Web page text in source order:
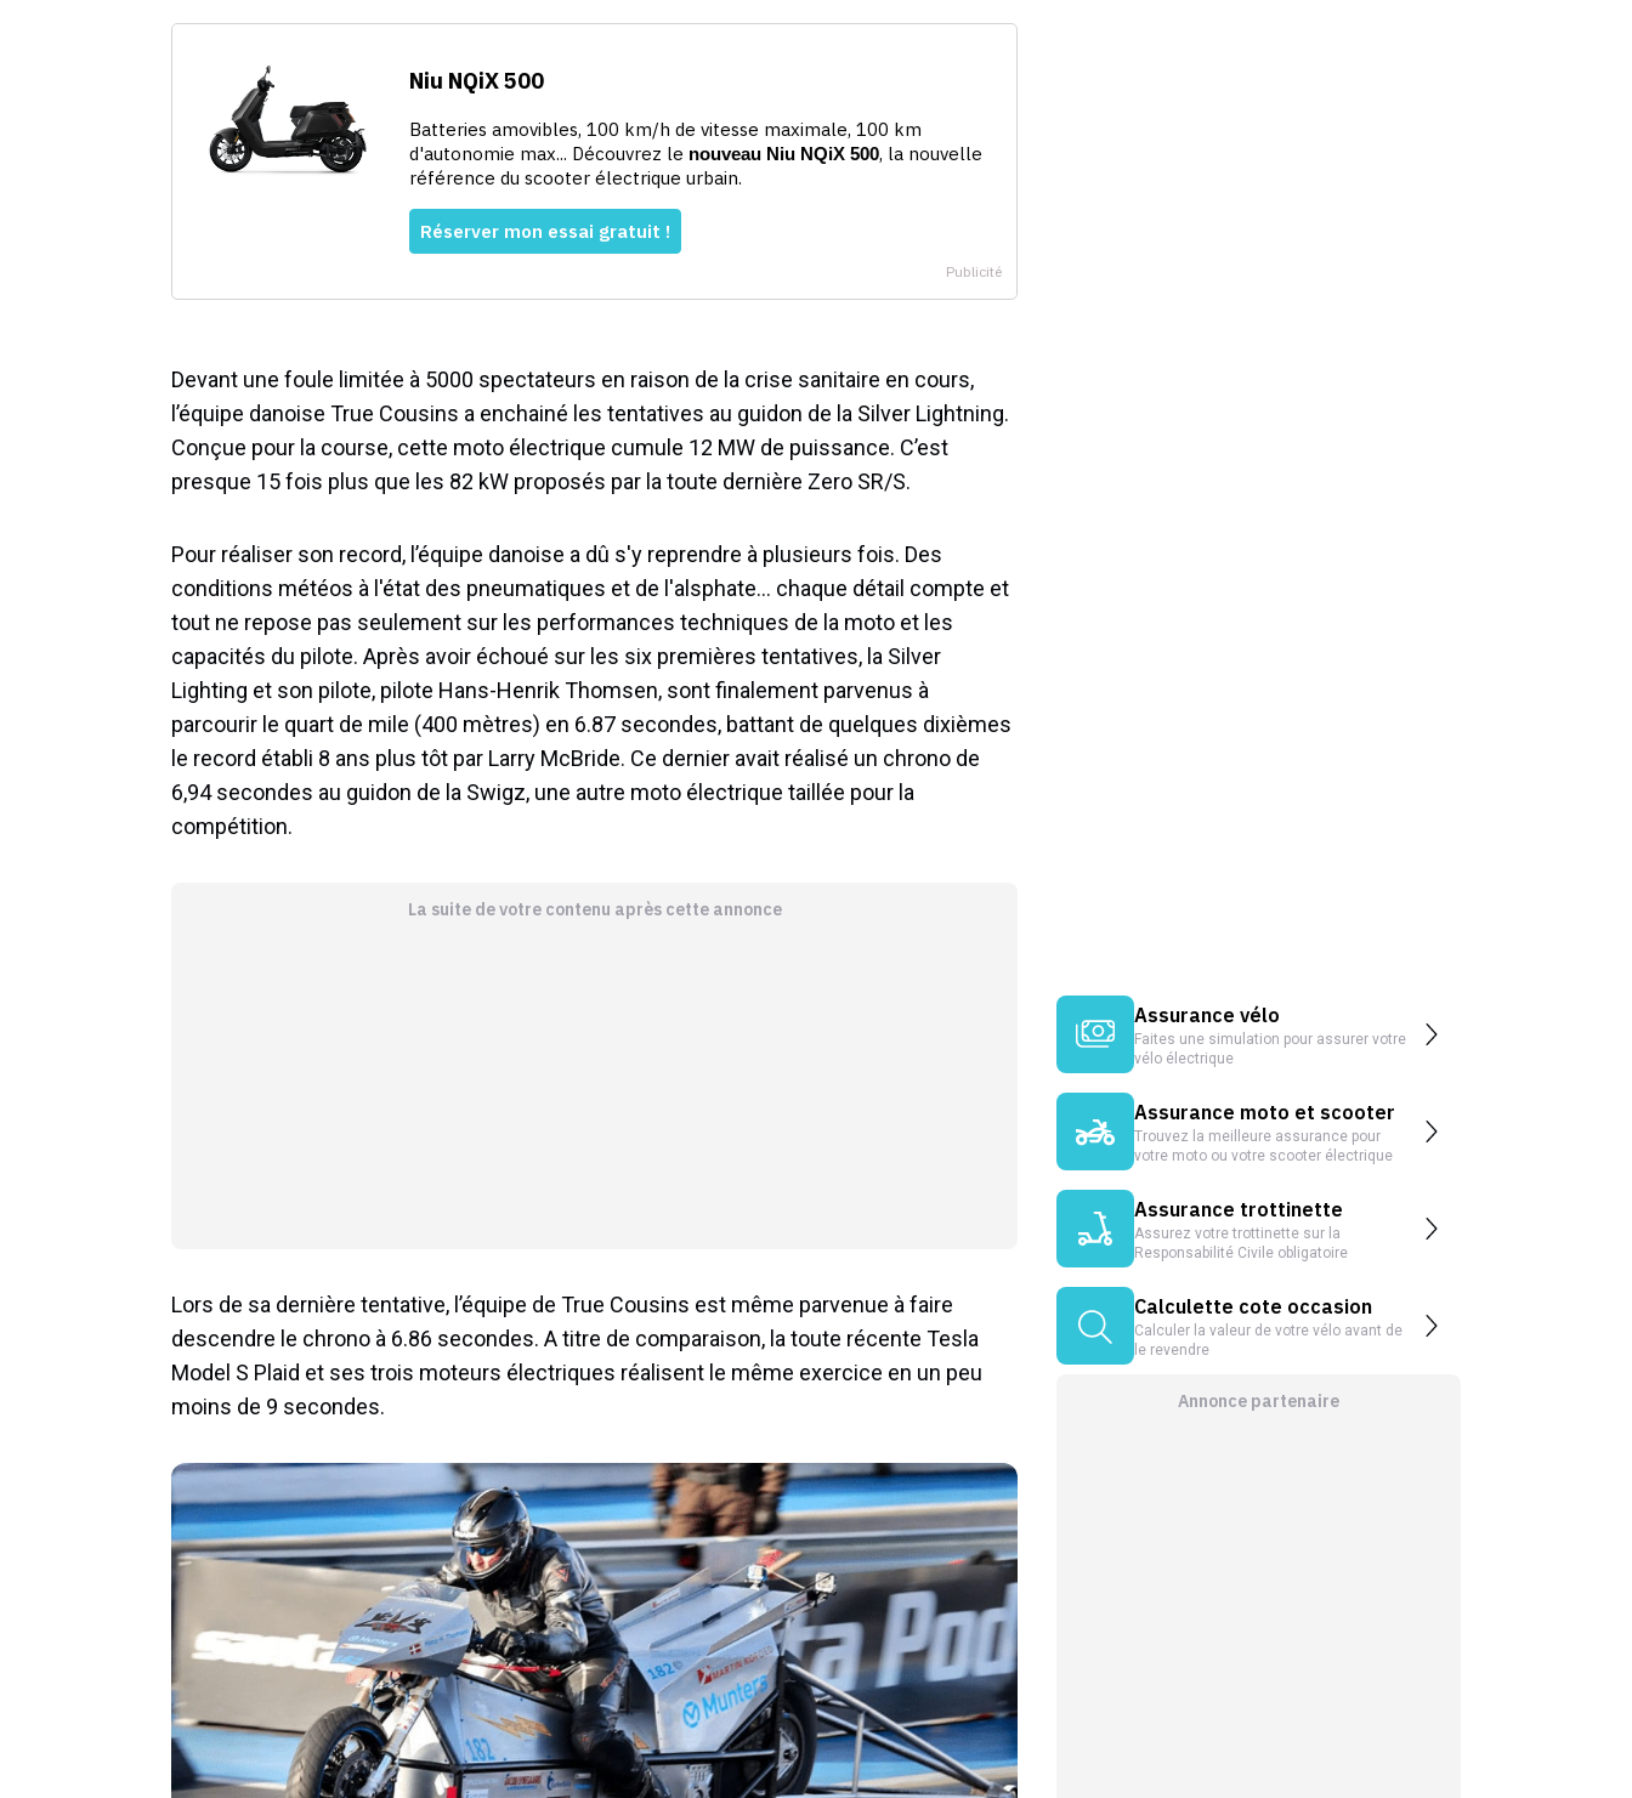
Devant une foule limitée à 5000 spectateurs en raison de la crise sanitaire en cours,
l’équipe danoise True Cousins a enchainé les tentatives au guidon de la Silver Lightning.
Conçue pour la course, cette moto électrique cumule 12 MW de puissance. C’est
presque 15 fois plus que les 82 kW proposés par la toute dernière Zero SR/S.
Pour réaliser son record, l’équipe danoise a dû s'y reprendre à plusieurs fois. Des
conditions météos à l'état des pneumatiques et de l'alsphate… chaque détail compte et
tout ne repose pas seulement sur les performances techniques de la moto et les
capacités du pilote. Après avoir échoué sur les six premières tentatives, la Silver
Lighting et son pilote, pilote Hans-Henrik Thomsen, sont finalement parvenus à
parcourir le quart de mile (400 mètres) en 6.87 secondes, battant de quelques dixièmes
le record établi 8 ans plus tôt par Larry McBride. Ce dernier avait réalisé un chrono de
6,94 secondes au guidon de la Swigz, une autre moto électrique taillée pour la
compétition.
La suite de votre contenu après cette annonce
Lors de sa dernière tentative, l’équipe de True Cousins est même parvenue à faire
descendre le chrono à 6.86 secondes. A titre de comparaison, la toute récente Tesla
Model S Plaid et ses trois moteurs électriques réalisent le même exercice en un peu
moins de 9 secondes.
Assurance vélo
Faites une simulation pour assurer votre
vélo électrique
Assurance moto et scooter
Trouvez la meilleure assurance pour
votre moto ou votre scooter électrique
Assurance trottinette
Assurez votre trottinette sur la
Responsabilité Civile obligatoire
Calculette cote occasion
Calculer la valeur de votre vélo avant de
le revendre
Annonce partenaire